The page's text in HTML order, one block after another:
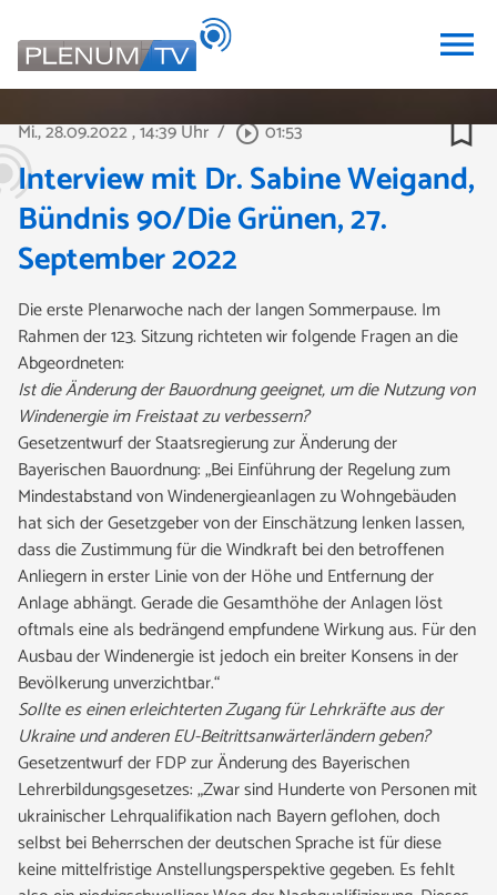
menu
Mi., 28.09.2022, 14:39 Uhr / play_circle_outline01:53 bookmark_border
Interview mit Dr. Sabine Weigand,
Bündnis 90/Die Grünen, 27.
September 2022
Die erste Plenarwoche nach der langen Sommerpause. Im
Rahmen der 123. Sitzung richteten wir folgende Fragen an die
Abgeordneten:
Ist die Änderung der Bauordnung geeignet, um die Nutzung von
Windenergie im Freistaat zu verbessern?
Gesetzentwurf der Staatsregierung zur Änderung der
Bayerischen Bauordnung: „Bei Einführung der Regelung zum
Mindestabstand von Windenergieanlagen zu Wohngebäuden
hat sich der Gesetzgeber von der Einschätzung lenken lassen,
dass die Zustimmung für die Windkraft bei den betroffenen
Anliegern in erster Linie von der Höhe und Entfernung der
Anlage abhängt. Gerade die Gesamthöhe der Anlagen löst
oftmals eine als bedrängend empfundene Wirkung aus. Für den
Ausbau der Windenergie ist jedoch ein breiter Konsens in der
Bevölkerung unverzichtbar.“
Sollte es einen erleichterten Zugang für Lehrkräfte aus der
Ukraine und anderen EU-Beitrittsanwärterländern geben?
Gesetzentwurf der FDP zur Änderung des Bayerischen
Lehrerbildungsgesetzes: „Zwar sind Hunderte von Personen mit
ukrainischer Lehrqualifikation nach Bayern geflohen, doch
selbst bei Beherrschen der deutschen Sprache ist für diese
keine mittelfristige Anstellungsperspektive gegeben. Es fehlt